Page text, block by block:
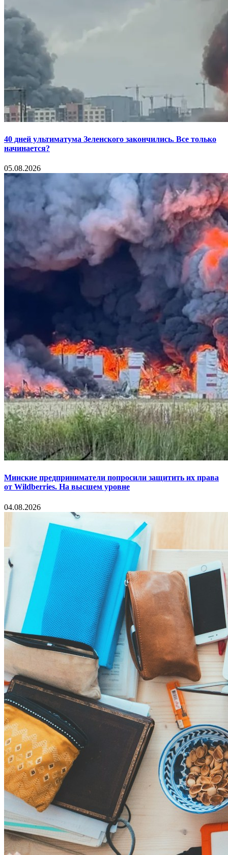
40 дней ультиматума Зеленского закончились. Все только
начинается?
05.08.2026
Минские предприниматели попросили защитить их права
от Wildberries. На высшем уровне
04.08.2026